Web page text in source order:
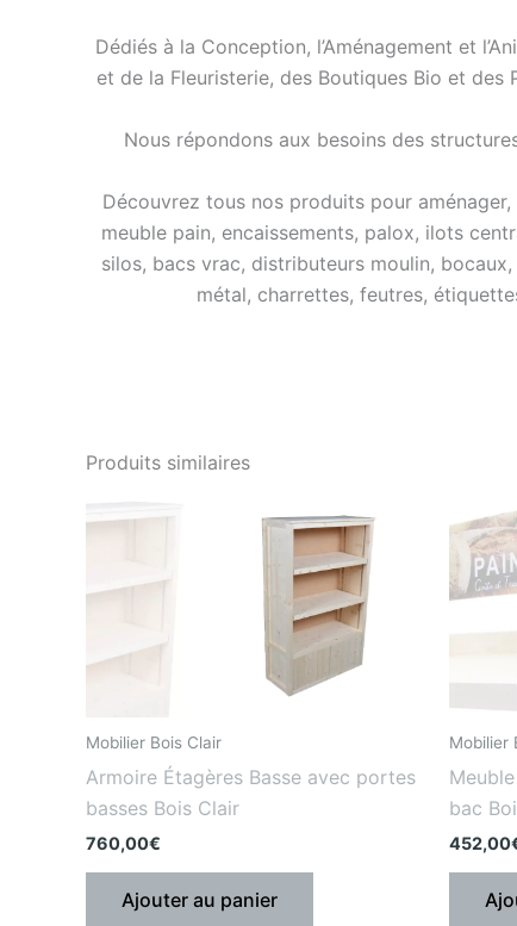
Dédiés à la Conception, l’Aménagement et
et de la Fleuristerie, des Boutiques Bio et
Nous répondons aux besoins des
Découvrez tous nos produits pour
meuble pain, encaissements, palox, ilots
silos, bacs vrac, distributeurs moulin,
métal, charrettes, feutres,
Produits similaires
Mobilier Bois Clair
Armoire Étagères Basse avec portes
basses Bois Clair
760,00€
Ajouter au panier
Mobilier
bac
452,00